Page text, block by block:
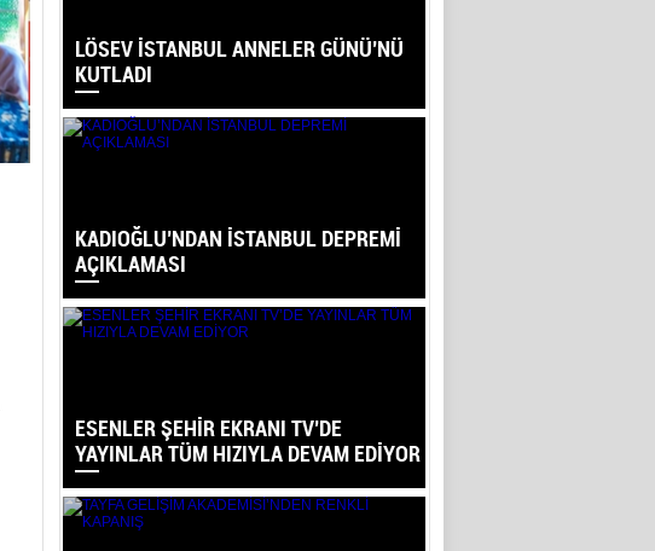
LÖSEV İSTANBUL ANNELER GÜNÜ’NÜ
KUTLADI
KADIOĞLU’NDAN İSTANBUL DEPREMİ
AÇIKLAMASI
ESENLER ŞEHİR EKRANI TV’DE
YAYINLAR TÜM HIZIYLA DEVAM EDİYOR